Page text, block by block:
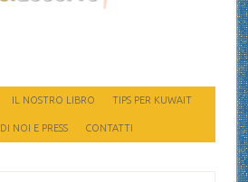
IL NOSTRO LIBRO TIPS PER KUWAIT
NOI E PRESS CONTATTI